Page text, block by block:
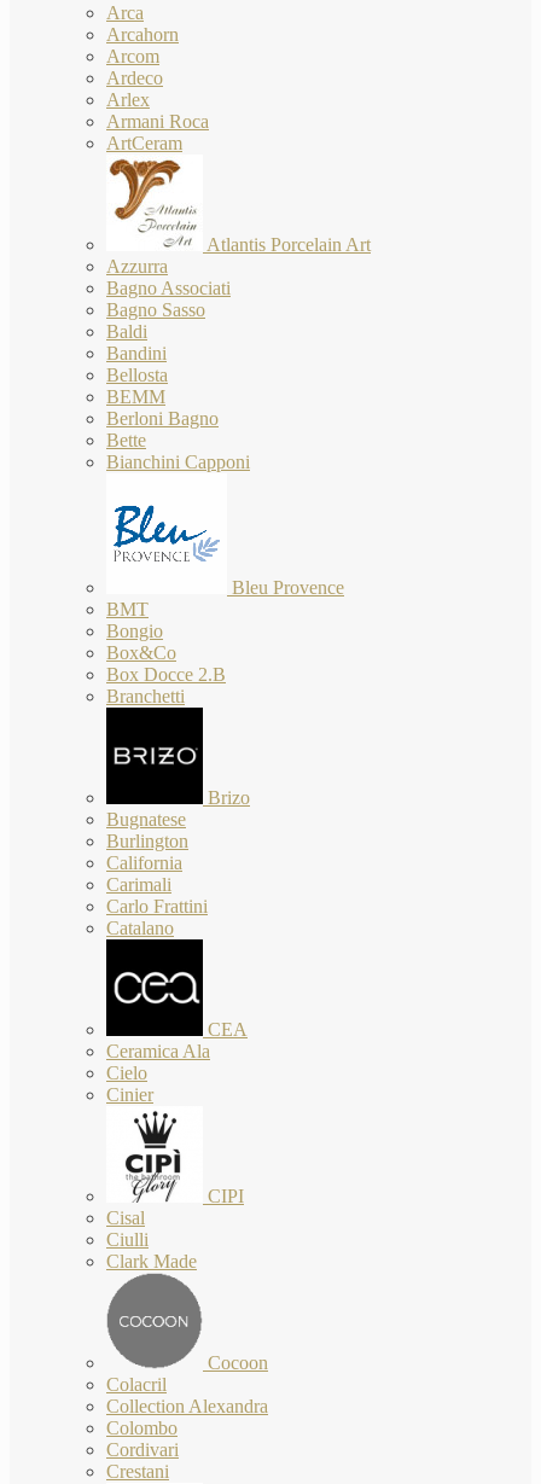
Arca
Arcahorn
Arcom
Ardeco
Arlex
Armani Roca
ArtCeram
Atlantis Porcelain Art
Azzurra
Bagno Associati
Bagno Sasso
Baldi
Bandini
Bellosta
BEMM
Berloni Bagno
Bette
Bianchini Capponi
Bleu Provence
BMT
Bongio
Box&Co
Box Docce 2.B
Branchetti
Brizo
Bugnatese
Burlington
California
Carimali
Carlo Frattini
Catalano
CEA
Ceramica Ala
Cielo
Cinier
CIPI
Cisal
Ciulli
Clark Made
Cocoon
Colacril
Collection Alexandra
Colombo
Cordivari
Crestani